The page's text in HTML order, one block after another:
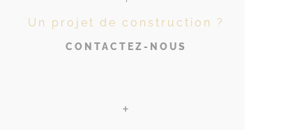
Un projet de construction ?
CONTACTEZ-NOUS
+